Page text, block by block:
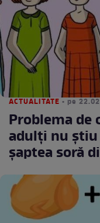
ACTUALITATE • pe
Problema de
adulţi nu ştiu
şaptea soră